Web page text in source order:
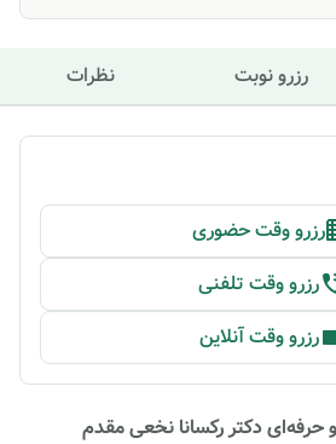
رزرو نوبت نظرات
رزرو وقت حضوری
رزرو وقت تلفنی
رزرو وقت آنلاین
حرفه‌ایدکتر رکسانا نخعی مقدم